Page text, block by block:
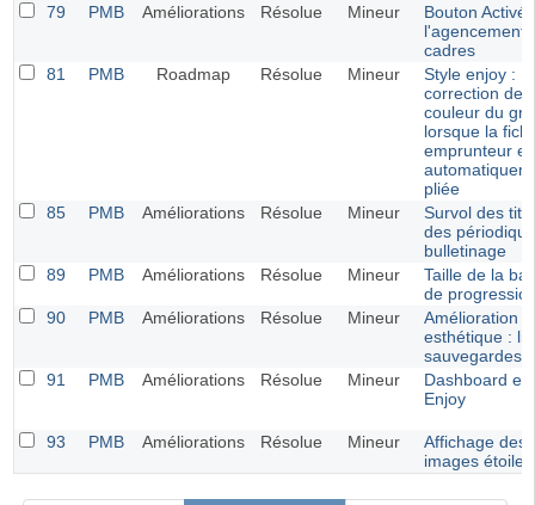
79 PMB Améliorations Résolue Mineur
Bouton Activé
l'agencement
cadres
81
PMB Roadmap Résolue Mineur
Style enjoy :
correction de
couleur du
lorsque la
emprunteur
pliée
85
PMB Améliorations Résolue Mineur
Survol des
des
bulletinage
89
PMB Améliorations Résolue Mineur
Taille de la
de
90
PMB Améliorations Résolue Mineur
Amélioration
esthétique :
sauvegardes
91
PMB Améliorations Résolue Mineur
Dashboard et
Enjoy
93 PMB Améliorations Résolue Mineur
Affichage des
images étoiles